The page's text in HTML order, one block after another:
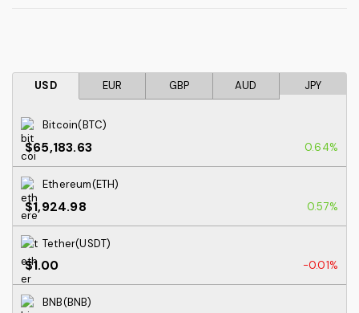
USD EUR GBP AUD JPY
Bitcoin(BTC)
$65,183.63 0.64%
Ethereum(ETH)
$1,924.98 0.57%
Tether(USDT)
$1.00 -0.01%
BNB(BNB)